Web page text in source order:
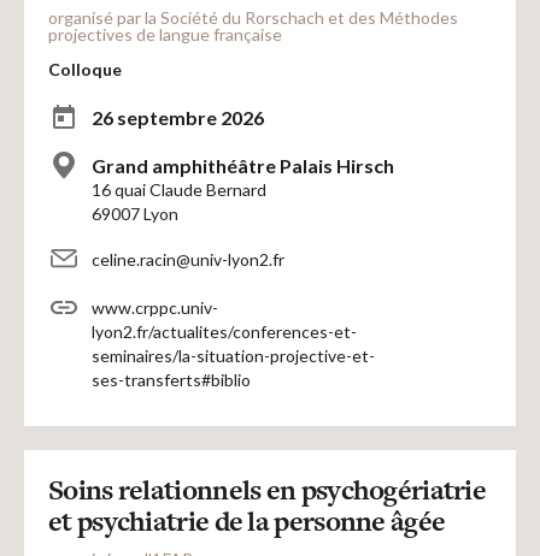
organisé par la Société du Rorschach et des Méthodes
projectives de langue française
Colloque
26 septembre 2026
Grand amphithéâtre Palais Hirsch
16 quai Claude Bernard
69007 Lyon
celine.racin@univ-lyon2.fr
www.crppc.univ-
lyon2.fr/actualites/conferences-et-
seminaires/la-situation-projective-et-
ses-transferts#biblio
Soins relationnels en psychogériatrie
et psychiatrie de la personne âgée